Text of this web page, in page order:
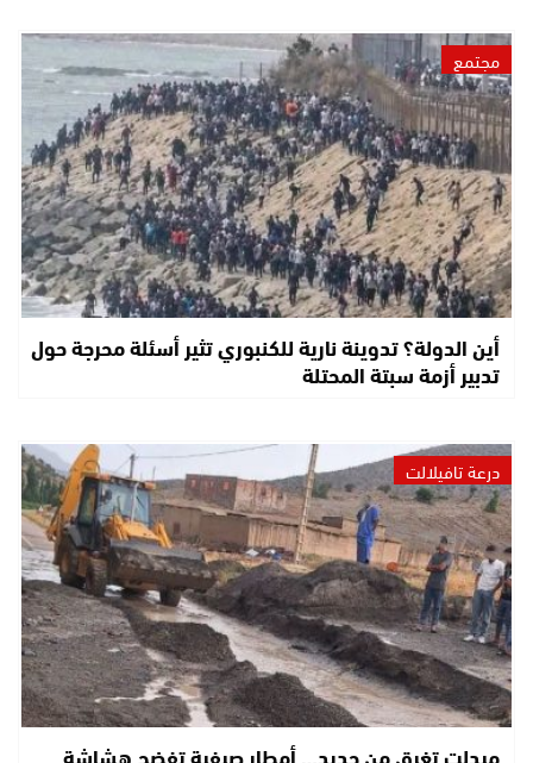
مجتمع
أين الدولة؟ تدوينة نارية للكنبوري تثير أسئلة محرجة حول
تدبير أزمة سبتة المحتلة
درعة تافيلالت